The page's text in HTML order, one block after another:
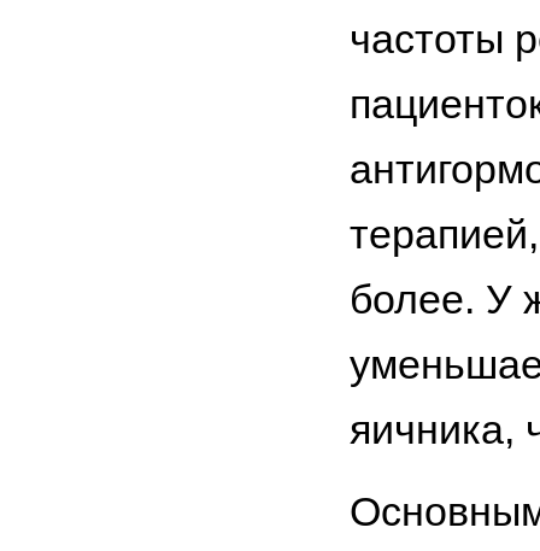
частоты
более. У
яичника,